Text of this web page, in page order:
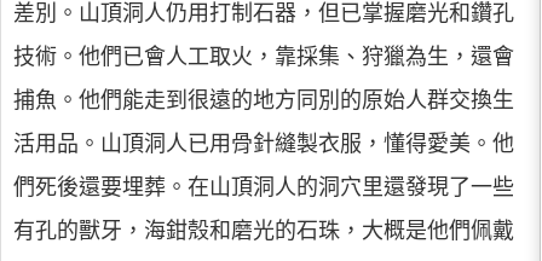
差別。山頂洞人仍用打制石器，但已掌握磨光和鑽孔
技術。他們已會人工取火，靠採集、狩獵為生，還會
捕魚。他們能走到很遠的地方同別的原始人群交換生
活用品。山頂洞人已用骨針縫製衣服，懂得愛美。他
們死後還要埋葬。在山頂洞人的洞穴里還發現了一些
有孔的獸牙，海鉗殼和磨光的石珠，大概是他們佩戴